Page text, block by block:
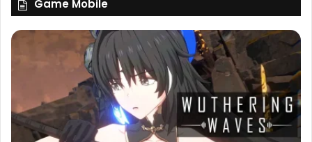
Game Mobile